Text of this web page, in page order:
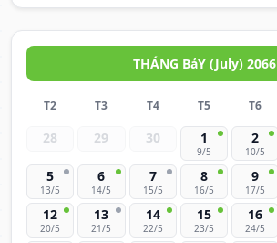
THÁNG BảY (July) 2066
T2 T3 T4 T5 T6
28 29 30 1
9/5
2
10/5
5
13/5
6
14/5
7
15/5
8
16/5
9
17/5
12
20/5
13
21/5
14
22/5
15
23/5
16
24/5